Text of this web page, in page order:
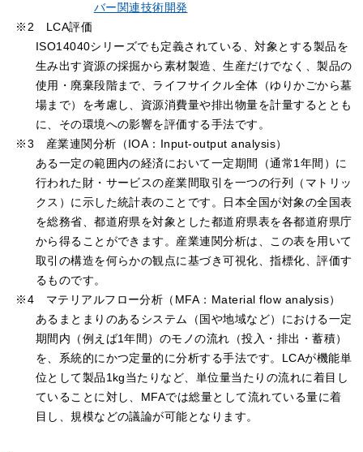
バー関連技術開発
※2 LCA評価
ISO14040シリーズでも定義されている、対象とする製品を
生み出す資源の採掘から素材製造、生産だけでなく、製品の
使用・廃棄段階まで、ライフサイクル全体（ゆりかごから墓
場まで）を考慮し、資源消費量や排出物量を計量するととも
に、その環境への影響を評価する手法です。
※3 産業連関分析（IOA：Input-output analysis）
ある一定の範囲内の経済において一定期間（通常1年間）に
行われた財・サービスの産業間取引を一つの行列（マトリッ
クス）に示した統計表のことです。日本全国が対象の全国表
を総務省、都道府県を対象とした都道府県表を各都道府県庁
から得ることができます。産業連関分析は、この表を用いて
取引の構造を何らかの観点に基づき可視化、指標化、評価す
るものです。
※4 マテリアルフロー分析（MFA：Material flow analysis）
あるまとまりのあるシステム（国や地域など）における一定
期間内（例えば1年間）のモノの流れ（投入・排出・蓄積）
を、系統的にかつ定量的に分析する手法です。LCAが機能単
位として製品1kg当たりなど、単位量当たりの流れに着目し
ていることに対し、MFAでは総量として流れている量に着
目し、規模などの議論が可能となります。